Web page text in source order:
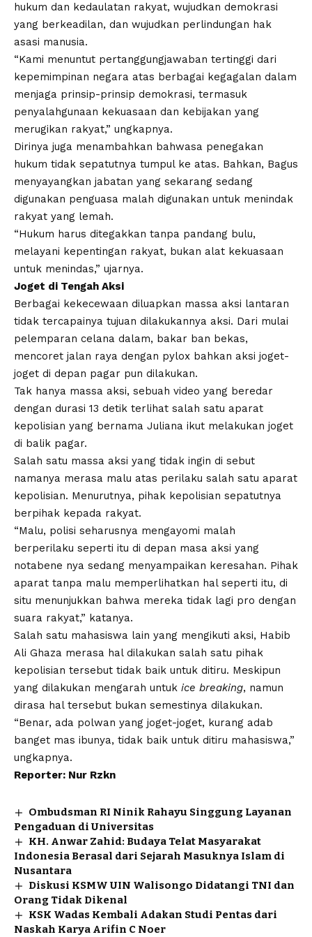
hukum dan kedaulatan rakyat, wujudkan demokrasi
yang berkeadilan, dan wujudkan perlindungan hak
asasi manusia.
“Kami menuntut pertanggungjawaban tertinggi dari
kepemimpinan negara atas berbagai kegagalan dalam
menjaga prinsip-prinsip demokrasi, termasuk
penyalahgunaan kekuasaan dan kebijakan yang
merugikan rakyat,” ungkapnya.
Dirinya juga menambahkan bahwasa penegakan
hukum tidak sepatutnya tumpul ke atas. Bahkan, Bagus
menyayangkan jabatan yang sekarang sedang
digunakan penguasa malah digunakan untuk menindak
rakyat yang lemah.
“Hukum harus ditegakkan tanpa pandang bulu,
melayani kepentingan rakyat, bukan alat kekuasaan
untuk menindas,” ujarnya.
Joget di Tengah Aksi
Berbagai kekecewaan diluapkan massa aksi lantaran
tidak tercapainya tujuan dilakukannya aksi. Dari mulai
pelemparan celana dalam, bakar ban bekas,
mencoret jalan raya dengan pylox bahkan aksi joget-
joget di depan pagar pun dilakukan.
Tak hanya massa aksi, sebuah video yang beredar
dengan durasi 13 detik terlihat salah satu aparat
kepolisian yang bernama Juliana ikut melakukan joget
di balik pagar.
Salah satu massa aksi yang tidak ingin di sebut
namanya merasa malu atas perilaku salah satu aparat
kepolisian. Menurutnya, pihak kepolisian sepatutnya
berpihak kepada rakyat.
“Malu, polisi seharusnya mengayomi malah
berperilaku seperti itu di depan masa aksi yang
notabene nya sedang menyampaikan keresahan. Pihak
aparat tanpa malu memperlihatkan hal seperti itu, di
situ menunjukkan bahwa mereka tidak lagi pro dengan
suara rakyat,” katanya.
Salah satu mahasiswa lain yang mengikuti aksi, Habib
Ali Ghaza merasa hal dilakukan salah satu pihak
kepolisian tersebut tidak baik untuk ditiru. Meskipun
yang dilakukan mengarah untuk ice breaking, namun
dirasa hal tersebut bukan semestinya dilakukan.
“Benar, ada polwan yang joget-joget, kurang adab
banget mas ibunya, tidak baik untuk ditiru mahasiswa,”
ungkapnya.
Reporter: Nur Rzkn
Ombudsman RI Ninik Rahayu Singgung Layanan
Pengaduan di Universitas
KH. Anwar Zahid: Budaya Telat Masyarakat
Indonesia Berasal dari Sejarah Masuknya Islam di
Nusantara
Diskusi KSMW UIN Walisongo Didatangi TNI dan
Orang Tidak Dikenal
KSK Wadas Kembali Adakan Studi Pentas dari
Naskah Karya Arifin C Noer